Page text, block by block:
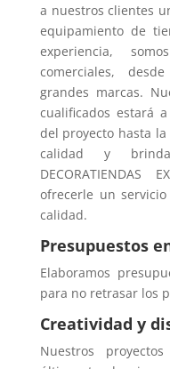
a nuestros clientes
equipamiento de
experiencia,
comerciales,
grandes marcas.
cualificados estará
del proyecto hasta
calidad y
DECORATIENDAS
ofrecerle un
calidad.
Presupuestos
Elaboramos
para no retrasar los
Creatividad y
Nuestros